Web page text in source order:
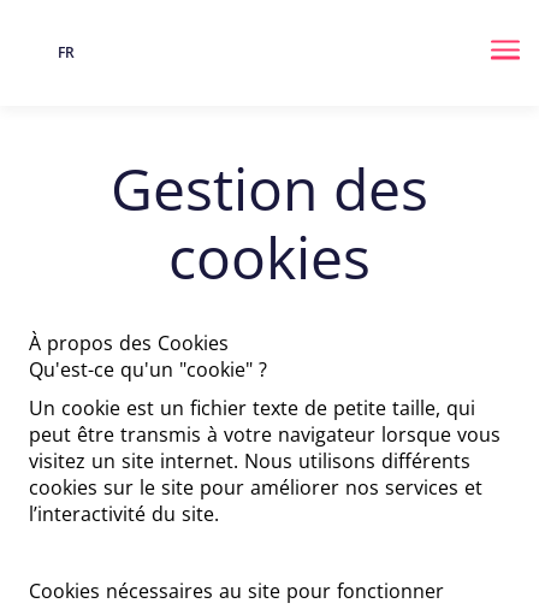
Langue
FR
Gestion des
cookies
À propos des Cookies
Qu'est-ce qu'un "cookie" ?
Un cookie est un fichier texte de petite taille, qui
peut être transmis à votre navigateur lorsque vous
visitez un site internet. Nous utilisons différents
cookies sur le site pour améliorer nos services et
l’interactivité du site.
Cookies nécessaires au site pour fonctionner